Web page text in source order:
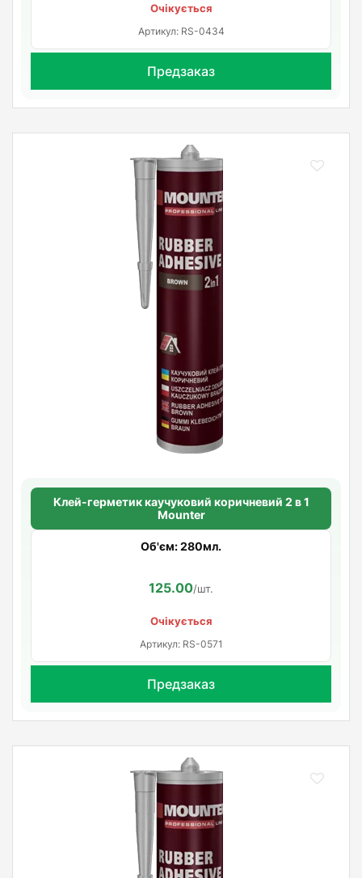
Очікується
Артикул: RS-0434
Предзаказ
Клей-герметик каучуковий коричневий 2 в 1
Mounter
Об'єм: 280мл.
125.00/шт.
Очікується
Артикул: RS-0571
Предзаказ